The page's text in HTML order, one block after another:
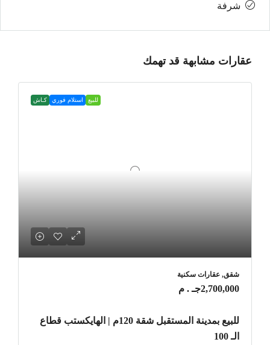
شرفة
عقارات مشابهة قد تهمك
للبيع استلام فوري كـاش
شقق, عقارات سكنية
2,700,000جـ . م
للبيع بمدينة المستقبل شقة 120م | الهايكستب قطاع
الـ 100